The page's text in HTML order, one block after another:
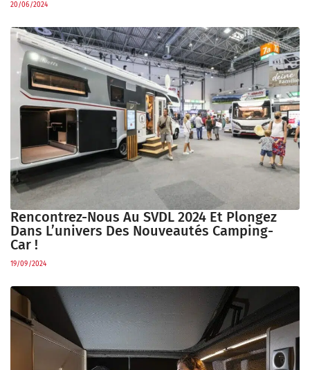
20/06/2024
Rencontrez-Nous Au SVDL 2024 Et Plongez
Dans L’univers Des Nouveautés Camping-
Car !
19/09/2024